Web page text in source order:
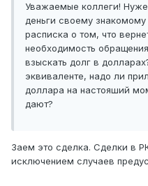
Уважаемые коллеги!
деньги своему
расписка о том, что
необходимость
взыскать долг в
эквиваленте, надо ли
доллара на настояший
дают?
Заем это сделка. Сделки в
исключением случаев